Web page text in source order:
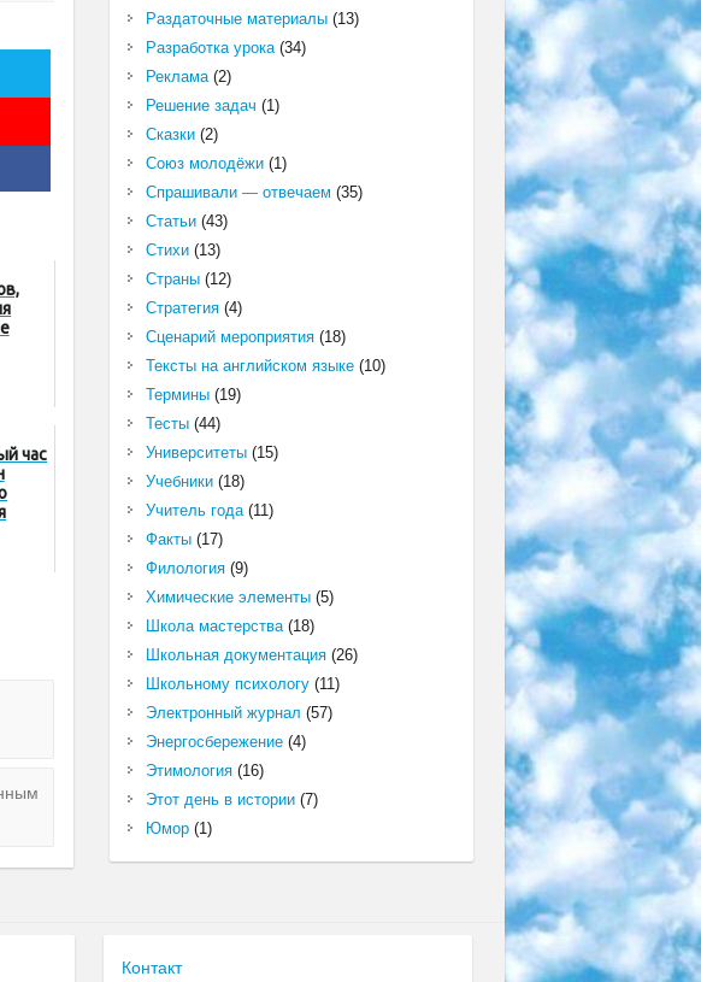
час
Раздаточные материалы(13)
Разработка урока(34)
Реклама(2)
Решение задач (1)
Сказки(2)
Союз молодёжи(1)
Спрашивали — отвечаем (35)
Статьи(43)
Стихи(13)
Страны(12)
Стратегия(4)
Сценарий мероприятия(18)
Тексты на английском языке(10)
Термины(19)
Тесты(44)
Университеты(15)
Учебники(18)
Учитель года(11)
Факты(17)
Филология(9)
Химические элементы(5)
Школа мастерства(18)
Школьная документация(26)
Школьному психологу(11)
Электронный журнал (57)
Энергосбережение(4)
Этимология(16)
Этот день в истории(7)
Юмор(1)
Контакт